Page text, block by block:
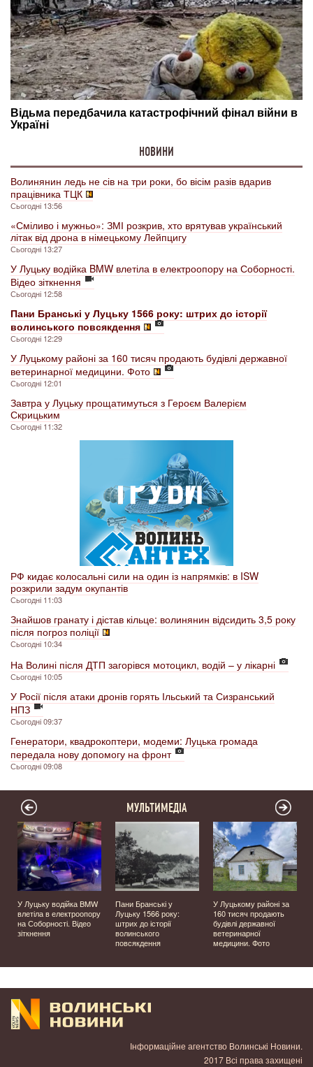
НОВИНИ
Волинянин ледь не сів на три роки, бо вісім разів вдарив
працівника ТЦК
Сьогодні 13:56
«Сміливо і мужньо»: ЗМІ розкрив, хто врятував український
літак від дрона в німецькому Лейпцигу
Сьогодні 13:27
У Луцьку водійка BMW влетіла в електроопору на Соборності.
Відео зіткнення
Сьогодні 12:58
Пани Бранські у Луцьку 1566 року: штрих до історії
волинського повсякдення
Сьогодні 12:29
У Луцькому районі за 160 тисяч продають будівлі державної
ветеринарної медицини. Фото
Сьогодні 12:01
Завтра у Луцьку прощатимуться з Героєм Валерієм
Скрицьким
Сьогодні 11:32
РФ кидає колосальні сили на один із напрямків: в ISW
розкрили задум окупантів
Сьогодні 11:03
Знайшов гранату і дістав кільце: волинянин відсидить 3,5 року
після погроз поліції
Сьогодні 10:34
На Волині після ДТП загорівся мотоцикл, водій – у лікарні
Сьогодні 10:05
У Росії після атаки дронів горять Ільський та Сизранський
НПЗ
Сьогодні 09:37
Генератори, квадрокоптери, модеми: Луцька громада
передала нову допомогу на фронт
Сьогодні 09:08
МУЛЬТИМЕДІА
У Луцьку водійка BMW
влетіла в електроопору
на Соборності. Відео
зіткнення
Пани Бранські у
Луцьку 1566 року:
штрих до історії
волинського
повсякдення
У Луцькому районі за
160 тисяч продають
будівлі державної
ветеринарної
медицини. Фото
Інформаційне агентство Волинські Новини.
2017 Всі права захищені